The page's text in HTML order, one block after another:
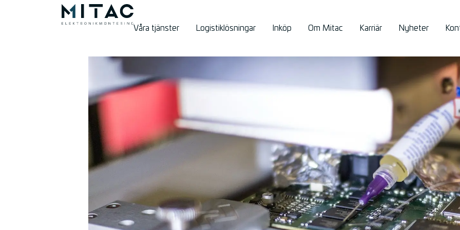
Våra tjänster Logistiklösningar Inköp Om Mitac Karriär Nyheter